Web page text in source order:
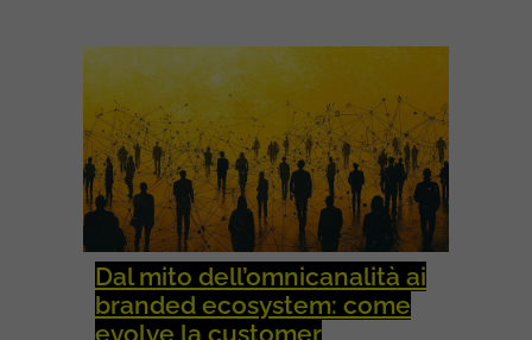
Dal mito dell’omnicanalità ai
branded ecosystem: come
evolve la customer